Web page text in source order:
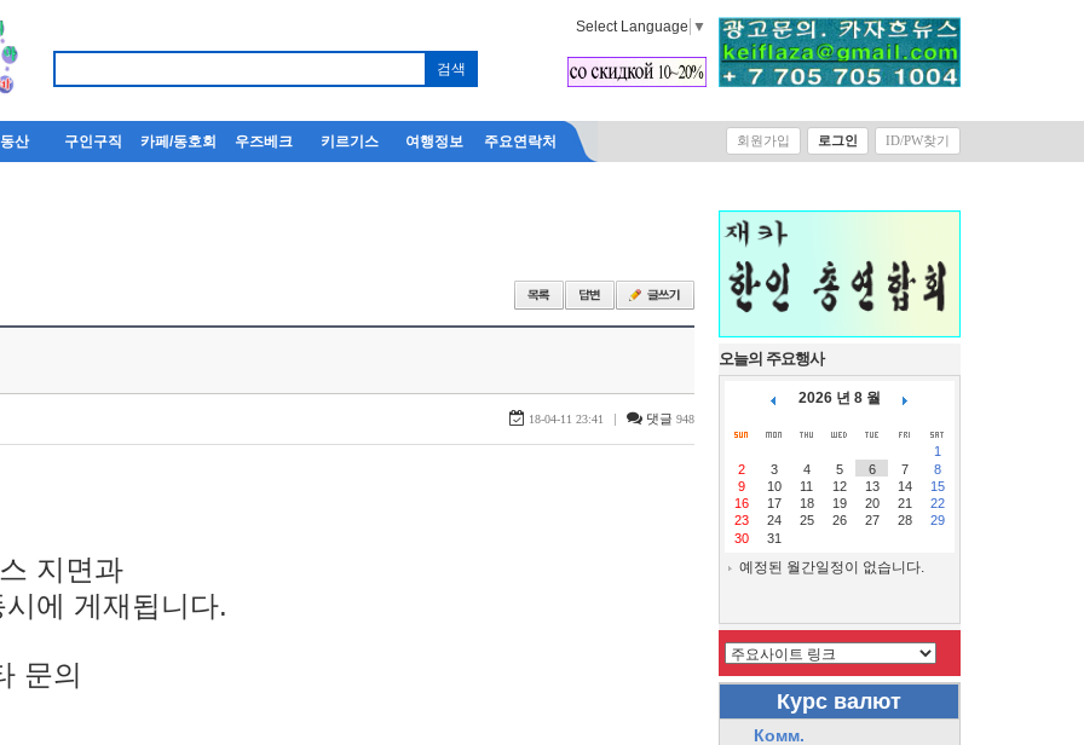
Select Language ▼
산 구인구직 카페/동호회 우즈베크 키르기스 여행정보 주요연락처 회원가입 로그인 ID/PW찾기
18-04-11 23:41 | 댓글 948
지면과
에 게재됩니다.
문의
오늘의 주요행사
2026 년 8 월
1
2
3 4 5 6 7
8
9
10 11 12 13 14
15
16
17 18 19 20 21
22
23
24 25 26 27 28
29
30
31
예정된 월간일정이 없습니다.